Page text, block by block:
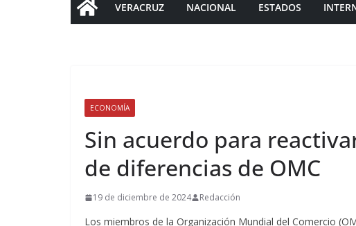
VERACRUZ NACIONAL ESTADOS
ECONOMÍA
Sin acuerdo para
de diferencias de OMC
19 de diciembre de 2024 Redacción
Los miembros de la Organización Mundial del Comercio